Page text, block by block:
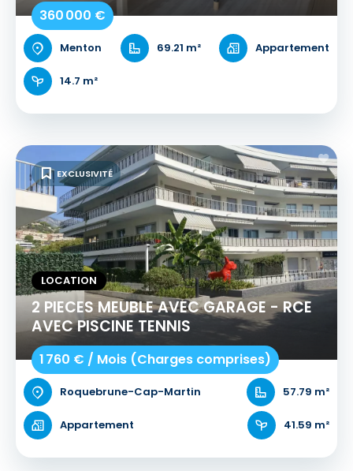
360 000 €
Menton 69.21 m² Appartement
14.7 m²
LOCATION
2 PIECES MEUBLE AVEC GARAGE - RCE
AVEC PISCINE TENNIS
1 760 € / Mois (Charges comprises)
Roquebrune-Cap-Martin 57.79 m²
Appartement 41.59 m²
EXCLUSIVITÉ